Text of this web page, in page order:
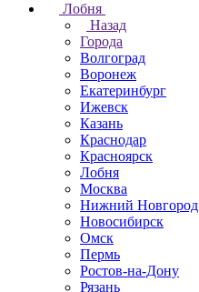
Лобня
Назад
Города
Волгоград
Воронеж
Екатеринбург
Ижевск
Казань
Краснодар
Красноярск
Лобня
Москва
Нижний Новгород
Новосибирск
Омск
Пермь
Ростов-на-Дону
Рязань